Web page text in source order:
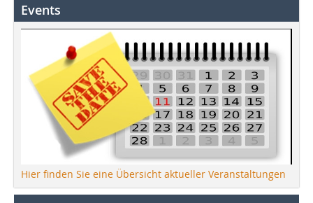
Events
Hier finden Sie eine Übersicht aktueller Veranstaltungen